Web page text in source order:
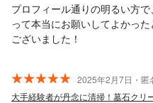
プロフィール通りの明るい方
って本当にお願いしてよかっ
ございました！
2025年2月7日・匿
大手経験者が丹念に清掃！墓石クリ